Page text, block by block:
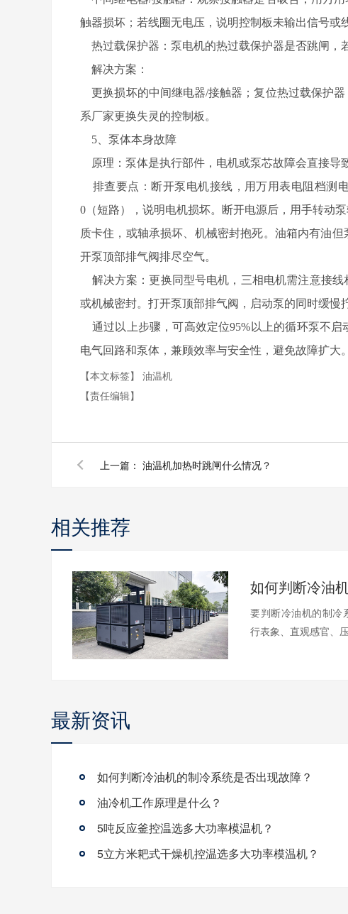
触器损坏；若线圈无电压，说明控制板未输出信号或
热过载保护器：泵电机的热过载保护器是否跳闸，
解决方案：
更换损坏的中间继电器/接触器；复位热过载保护
系厂家更换失灵的控制板。
5、泵体本身故障
原理：泵体是执行部件，电机或泵芯故障会直接导
排查要点：断开泵电机接线，用万用表电阻档测
0（短路），说明电机损坏。断开电源后，用手转动
质卡住，或轴承损坏、机械密封抱死。油箱内有油
开泵顶部排气阀排尽空气。
解决方案：更换同型号电机，三相电机需注意接
或机械密封。打开泵顶部排气阀，启动泵的同时缓慢
通过以上步骤，可高效定位95%以上的循环泵不启
电气回路和泵体，兼顾效率与安全性，避免故障扩大。
【本文标签】 油温机
【责任编辑】
上一篇： 油温机加热时跳闸什么情况？
相关推荐
要判断冷油机的制冷
行表象、直观感官、
最新资讯
如何判断冷油机的制冷系统是否出现故障？
油冷机工作原理是什么？
5吨反应釜控温选多大功率模温机？
5立方米耙式干燥机控温选多大功率模温机？